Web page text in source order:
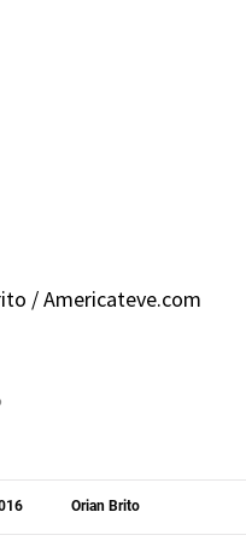
/ Americateve.com
Orian Brito